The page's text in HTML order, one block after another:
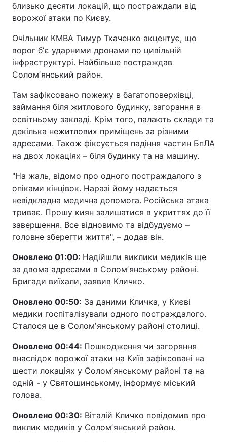
близько десяти локацій, що постраждали від
ворожої атаки по Києву.
Очільник КМВА Тимур Ткаченко акцентує, що
ворог бʼє ударними дронами по цивільній
інфраструктурі. Найбільше постраждав
Соломʼянський район.
Там зафіксовано пожежу в багатоповерхівці,
займання біля житлового будинку, загорання в
освітньому закладі. Крім того, палають склади та
декілька нежитлових приміщень за різними
адресами. Також фіксується падіння частин БпЛА
на двох локаціях – біля будинку та на машину.
"На жаль, відомо про одного постраждалого з
опіками кінцівок. Наразі йому надається
невідкладна медична допомога. Російська атака
триває. Прошу киян залишатися в укриттях до її
завершення. Все відновимо та відбудуємо –
головне зберегти життя", – додав він.
Оновлено 01:00: Надійшли виклики медиків ще
за двома адресами в Соломʼянському районі.
Бригади виїхали, заявив Кличко.
Оновлено 00:50: За даними Кличка, у Києві
медики госпіталізували одного постраждалого.
Сталося це в Соломʼянському районі столиці.
Оновлено 00:44: Пошкодження чи загоряння
внаслідок ворожої атаки на Київ зафіксовані на
шести локаціях у Соломʼянському районі та на
одній - у Святошинському, інформує міський
голова.
Оновлено 00:30: Віталій Кличко повідомив про
виклик медиків у Соломʼянський район.